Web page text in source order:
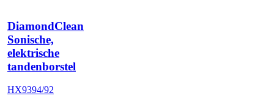
DiamondClean
Sonische,
elektrische
tandenborstel
HX9394/92